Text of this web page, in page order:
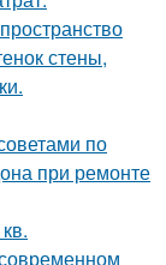
стены,
по
при ремонте